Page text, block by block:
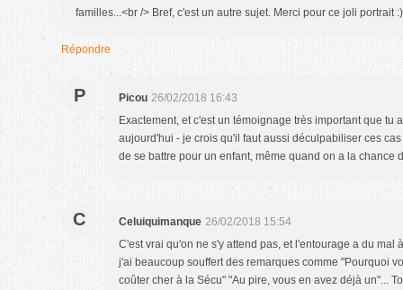
familles...<br /> Bref, c'est un autre sujet. Merci pour ce joli portrait :)
Répondre
P Picou 26/02/2018 16:43
Exactement, et c'est un témoignage très important que tu
aujourd'hui - je crois qu'il faut aussi déculpabiliser ces
de se battre pour un enfant, même quand on a la chance
C Celuiquimanque 26/02/2018 15:54
C'est vrai qu'on ne s'y attend pas, et l'entourage a du mal
j'ai beaucoup souffert des remarques comme "Pourquoi
coûter cher à la Sécu" "Au pire, vous en avez déjà un"...